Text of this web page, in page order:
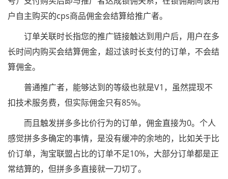
户自主购买的cps商品佣金会结算给推广者。
订单关联时长指您的推广链接触达到用户后，用户在多
长时间内购买会结算佣金，超过该时长支付的订单，不会结
算佣金。
普通推广者，能够达到的等级也就是V1，虽然提现不
扣技术服务费，但实际佣金只有85%。
而且触发拼多多比价行为的订单，佣金直接为0。个人
感觉拼多多确定的事情，是没有缓冲的余地的，比如关于比
价订单，淘宝联盟占比的订单不足10%，大部分订单都是正
常结算的，但拼多多直接就一刀切了。